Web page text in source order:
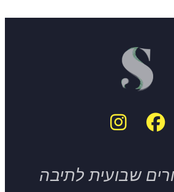
שבועית לתיבה